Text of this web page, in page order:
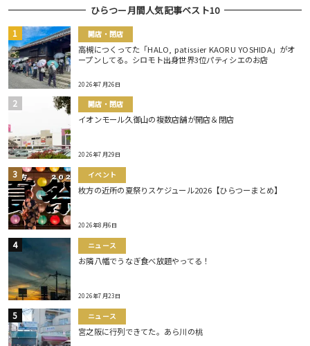
ひらつー月間人気記事ベスト10
開店・閉店
高槻につくってた「HALO, patissier KAORU YOSHIDA」がオ
ープンしてる。シロモト出身世界3位パティシエのお店
2026年7月26日
開店・閉店
イオンモール久御山の複数店舗が開店＆閉店
2026年7月29日
イベント
枚方の近所の夏祭りスケジュール2026【ひらつーまとめ】
2026年8月6日
ニュース
お隣八幡でうなぎ食べ放題やってる！
2026年7月23日
ニュース
宮之阪に行列できてた。あら川の桃